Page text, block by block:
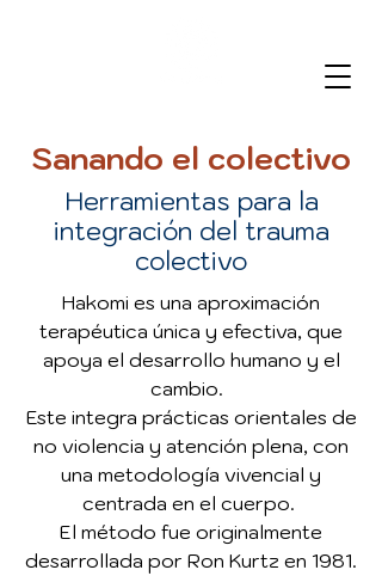
Sanando el colectivo
Herramientas para la
integración del trauma
colectivo
Hakomi es una aproximación
terapéutica única y efectiva, que
apoya el desarrollo humano y el
cambio.
Este integra prácticas orientales de
no violencia y atención plena, con
una metodología vivencial y
centrada en el cuerpo.
El método fue originalmente
desarrollada por Ron Kurtz en 1981.